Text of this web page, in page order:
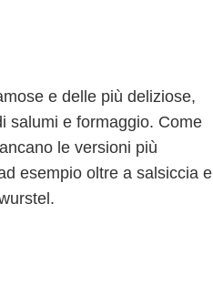
e delle più deliziose,
salumi e formaggio. Come
le versioni più
esempio oltre a salsiccia e